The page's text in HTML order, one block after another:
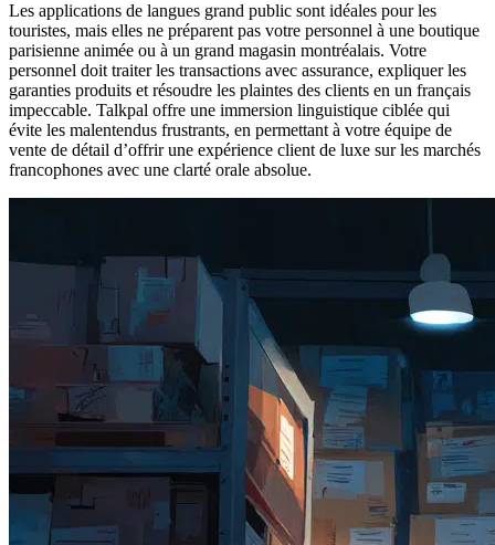
Les applications de langues grand public sont idéales pour les
touristes, mais elles ne préparent pas votre personnel à une boutique
parisienne animée ou à un grand magasin montréalais. Votre
personnel doit traiter les transactions avec assurance, expliquer les
garanties produits et résoudre les plaintes des clients en un français
impeccable. Talkpal offre une immersion linguistique ciblée qui
évite les malentendus frustrants, en permettant à votre équipe de
vente de détail d’offrir une expérience client de luxe sur les marchés
francophones avec une clarté orale absolue.